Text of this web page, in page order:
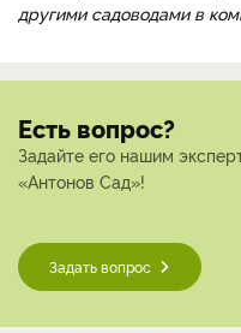
другими садоводами в
Есть вопрос?
Задайте его нашим
«Антонов Сад»!
Задать вопрос